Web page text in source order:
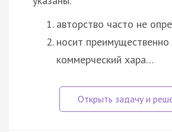
авторство часто не
носит преимущественно
коммерческий хара…